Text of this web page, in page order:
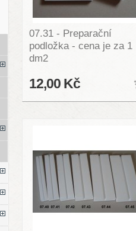
07.31 - Preparační
podložka - cena je za 1
dm2
12,00 Kč